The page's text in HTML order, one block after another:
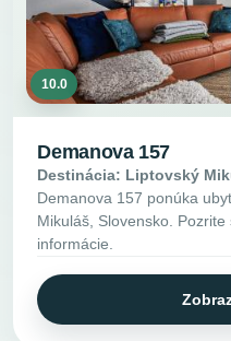
10.0
Demanova 157
Destinácia: Liptovský
Demanova 157 ponúka
Mikuláš, Slovensko.
informácie.